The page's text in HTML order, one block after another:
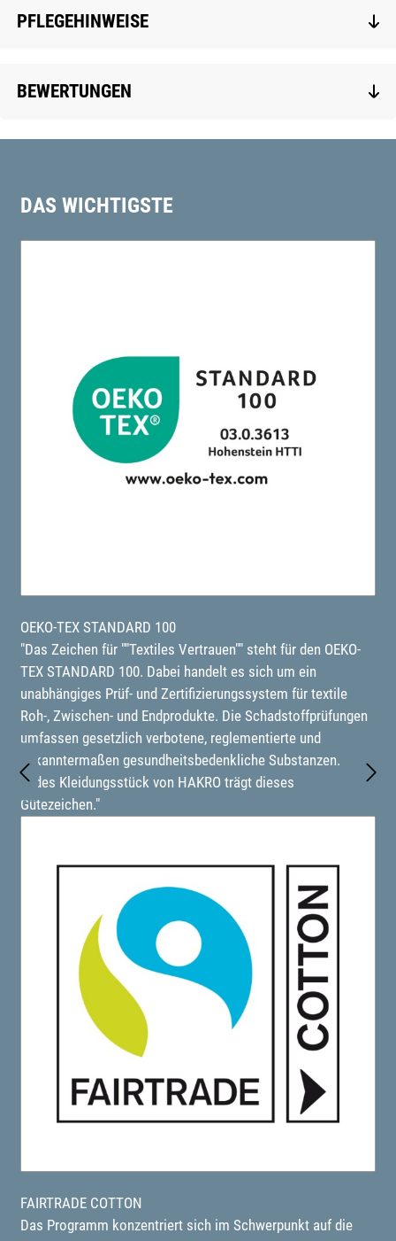
PFLEGEHINWEISE
BEWERTUNGEN
DAS WICHTIGSTE
OEKO-TEX STANDARD 100
"Das Zeichen für ""Textiles Vertrauen"" steht für den OEKO-
TEX STANDARD 100. Dabei handelt es sich um ein
unabhängiges Prüf- und Zertifizierungssystem für textile
Roh-, Zwischen- und Endprodukte. Die Schadstoffprüfungen
umfassen gesetzlich verbotene, reglementierte und
bekanntermaßen gesundheitsbedenkliche Substanzen.
Jedes Kleidungsstück von HAKRO trägt dieses
Gütezeichen."
FAIRTRADE COTTON
Das Programm konzentriert sich im Schwerpunkt auf die